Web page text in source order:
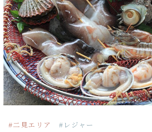
#二見エリア #レジャー